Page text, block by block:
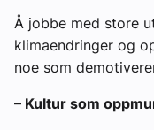
Å jobbe med store
klimaendringer og
noe som
– Kultur som